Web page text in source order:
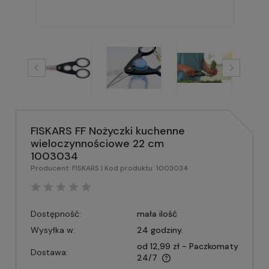
FISKARS FF Nożyczki kuchenne
wieloczynnościowe 22 cm
1003034
Producent: FISKARS | Kod produktu: 1003034
Dostępność:
mała ilość
Wysyłka w:
24 godziny.
Dostawa:
od 12,99 zł - Paczkomaty
24/7